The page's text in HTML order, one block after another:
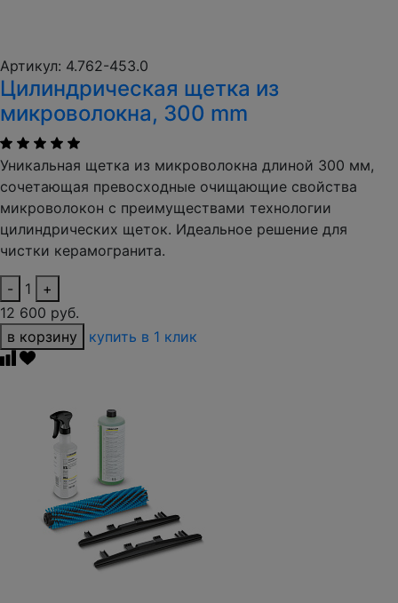
Артикул: 4.762-453.0
Цилиндрическая щетка из
микроволокна, 300 mm
Уникальная щетка из микроволокна длиной 300 мм,
сочетающая превосходные очищающие свойства
микроволокон с преимуществами технологии
цилиндрических щеток. Идеальное решение для
чистки керамогранита.
- 1
+
12 600 руб.
в корзину
купить в 1 клик